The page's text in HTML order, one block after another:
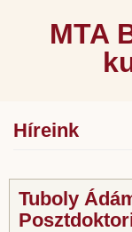
MTA
Híreink
Tuboly